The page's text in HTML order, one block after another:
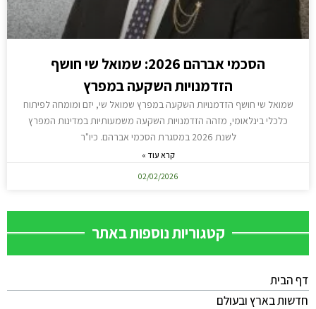
הסכמי אברהם 2026: שמואל שי חושף
הזדמנויות השקעה במפרץ
שמואל שי חושף הזדמנויות השקעה במפרץ שמואל שי, יזם ומומחה לפיתוח
כלכלי בינלאומי, מזהה הזדמנויות השקעה משמעותיות במדינות המפרץ
לשנת 2026 במסגרת הסכמי אברהם. כיו"ר
קרא עוד »
02/02/2026
קטגוריות נוספות באתר
דף הבית
חדשות בארץ ובעולם